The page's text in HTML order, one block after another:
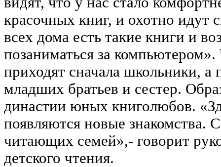
красочных книг, и охотно идут
всех дома есть такие книги и
позаниматься за
приходят сначала школьники, а
младших братьев и сестер.
династии юных книголюбов.
появляются новые знакомства.
читающих семей»,- говорит
детского чтения.